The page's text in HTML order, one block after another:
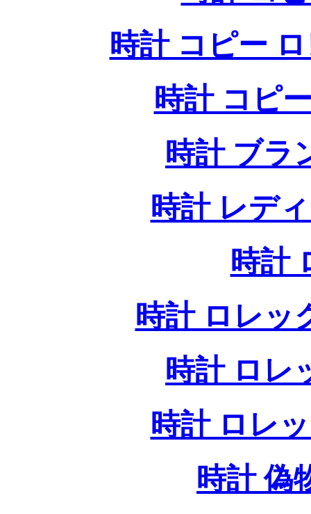
時計 コピー
時計 コピ
時計 ブラ
時計 レデ
時計
時計 ロレッ
時計 ロレ
時計 ロレ
時計 偽